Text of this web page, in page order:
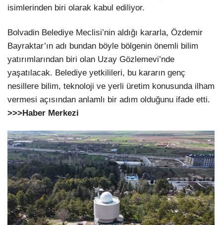
isimlerinden biri olarak kabul ediliyor.
Bolvadin Belediye Meclisi’nin aldığı kararla, Özdemir
Bayraktar’ın adı bundan böyle bölgenin önemli bilim
yatırımlarından biri olan Uzay Gözlemevi’nde
yaşatılacak. Belediye yetkilileri, bu kararın genç
nesillere bilim, teknoloji ve yerli üretim konusunda ilham
vermesi açısından anlamlı bir adım olduğunu ifade etti.
>>>Haber Merkezi